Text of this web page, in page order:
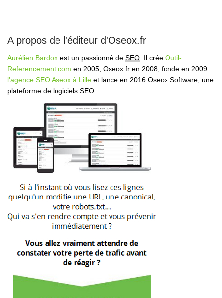
A propos de l'éditeur d'Oseox.fr
Aurélien Bardon est un passionné de SEO . Il crée Outil-
Referencement.com en 2005, Oseox.fr en 2008, fonde en 2009
l'agence SEO Aseox à Lille et lance en 2016 Oseox Software, une
plateforme de logiciels SEO.